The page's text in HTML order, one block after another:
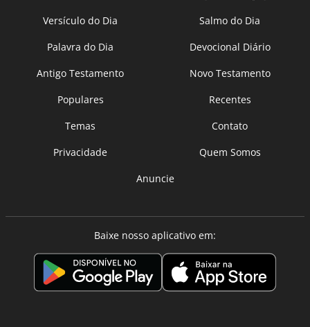
Versículo do Dia
Salmo do Dia
Palavra do Dia
Devocional Diário
Antigo Testamento
Novo Testamento
Populares
Recentes
Temas
Contato
Privacidade
Quem Somos
Anuncie
Baixe nosso aplicativo em: